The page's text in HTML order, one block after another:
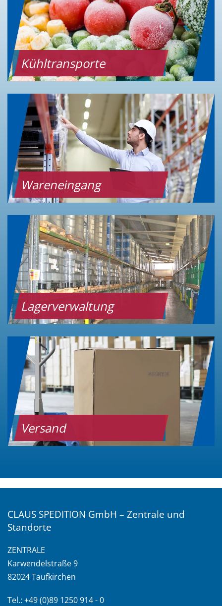
Kühltransporte
Wareneingang
Lagerverwaltung
Versand
CLAUS SPEDITION GmbH – Zentrale und
Standorte
ZENTRALE
Karwendelstraße 9
82024 Taufkirchen
Tel.: +49 (0)89 1250 914 - 0